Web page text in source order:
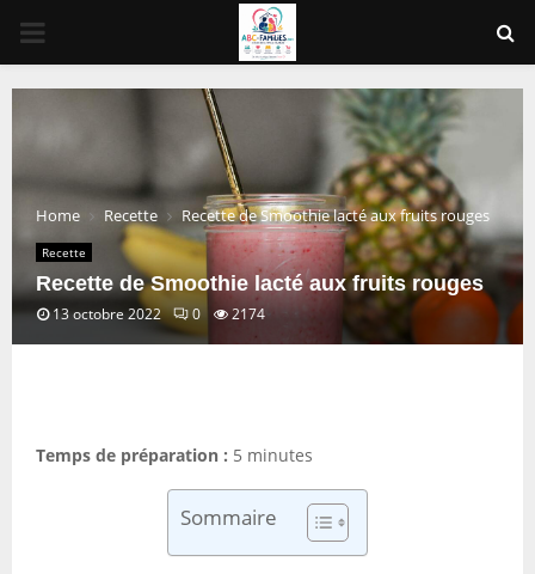
PRIMARY
MENU
Home Recette Recette de Smoothie lacté aux fruits rouges
Recette
Recette de Smoothie lacté aux fruits rouges
13 octobre 2022 0 2174
Temps de préparation : 5 minutes
Sommaire